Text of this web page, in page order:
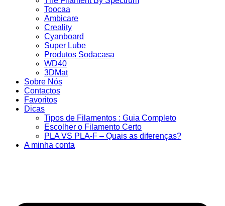
Toocaa
Ambicare
Creality
Cyanboard
Super Lube
Produtos Sodacasa
WD40
3DMat
Sobre Nós
Contactos
Favoritos
Dicas
Tipos de Filamentos : Guia Completo
Escolher o Filamento Certo
PLA VS PLA-F – Quais as diferenças?
A minha conta